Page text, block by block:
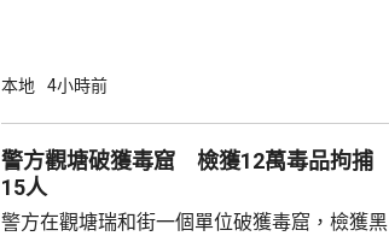
承認學生會，導致學生會無法在校內提供服
拒絕租借，發放刊物時亦遭校方沒收，形容學
生會完全失去運作空間。 對於近年多間院校學
生會相繼解散，他認為是學界以至...
本地 4小時前
警方觀塘破獲毒窟 檢獲12萬毒品拘捕
15人
警方在觀塘瑞和街一個單位破獲毒窟，檢獲黑